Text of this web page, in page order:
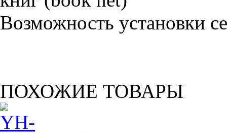
Возможность установки
ПОХОЖИЕ ТОВАРЫ